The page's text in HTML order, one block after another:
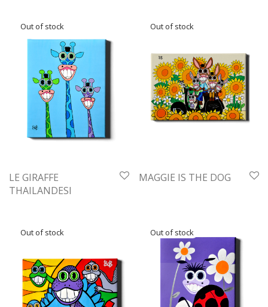
LE GIRAFFE
THAILANDESI
MAGGIE IS THE DOG